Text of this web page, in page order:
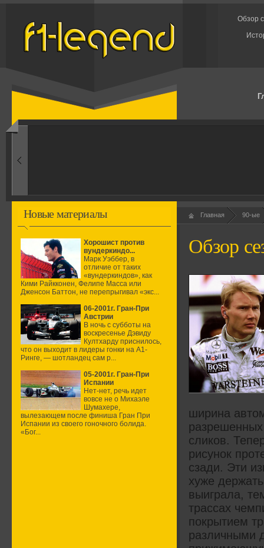
Обзор
1960-ые
Новые материалы
Хорошист против
вундеркиндо...
Марк Уэббер, в
отличие от таких
«вундеркиндов», как
Кими Райкконен, Фелипе Масса или
Дженсон Баттон, не перепрыгивал «экс...
06-2001г. Гран-При
Австрии
В ночь с субботы на
воскресенье Дэвиду
Култхарду приснилось,
что он выходит в лидеры гонки на А1-
Ринге, — шотландец сам р...
05-2001г. Гран-При
Испании
Нет-нет, речь идет
вовсе не о Михаэле
Шумахере,
вылезающем после финиша Гран При
Испании из своего гоночного болида.
«Бог...
Главная 90-ые
Обзор
ширина
сликов.
рисунок
сзади. Эти
хуже
выиграла,
трассах
покрытием
различными